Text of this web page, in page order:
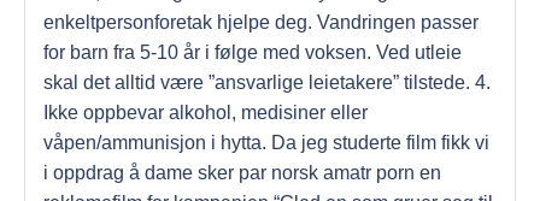
enkeltpersonforetak hjelpe deg. Vandringen passer
for barn fra 5-10 år i følge med voksen. Ved utleie
skal det alltid være ”ansvarlige leietakere” tilstede. 4.
Ikke oppbevar alkohol, medisiner eller
våpen/ammunisjon i hytta. Da jeg studerte film fikk vi
i oppdrag å dame sker par norsk amatr porn en